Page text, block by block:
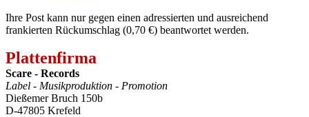
Ihre Post kann nur gegen einen adressierten und ausreichend
frankierten Rückumschlag (0,70 €) beantwortet werden.
Plattenfirma
Scare - Records
Label - Musikproduktion - Promotion
Dießemer Bruch 150b
D-47805 Krefeld